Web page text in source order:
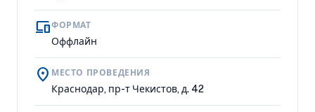
devicesФОРМАТ
Оффлайн
location_on МЕСТО ПРОВЕДЕНИЯ
Краснодар, пр-т Чекистов, д. 42